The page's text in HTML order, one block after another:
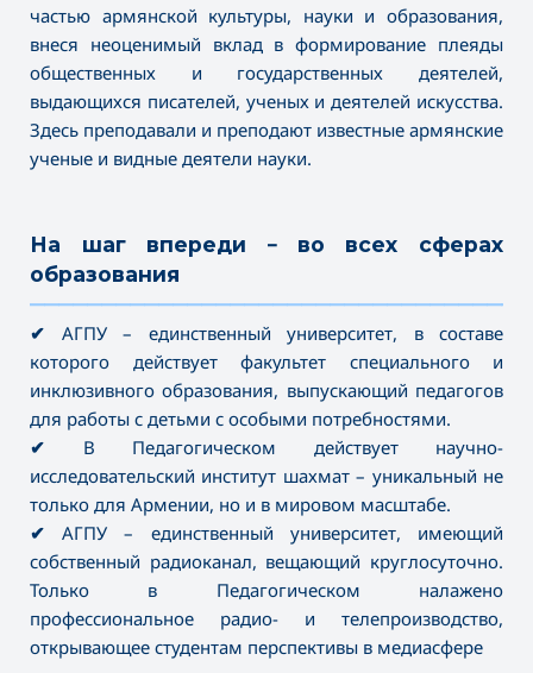
частью армянской культуры, науки и образования,
внеся неоценимый вклад в формирование плеяды
общественных и государственных деятелей,
выдающихся писателей, ученых и деятелей искусства.
Здесь преподавали и преподают известные армянские
ученые и видные деятели науки.
На шаг впереди – во всех сферах
образования
✔ АГПУ – единственный университет, в составе
которого действует факультет специального и
инклюзивного образования, выпускающий педагогов
для работы с детьми с особыми потребностями.
✔ В Педагогическом действует научно-
исследовательский институт шахмат – уникальный не
только для Армении, но и в мировом масштабе.
✔ АГПУ – единственный университет, имеющий
собственный радиоканал, вещающий круглосуточно.
Только в Педагогическом налажено
профессиональное радио- и телепроизводство,
открывающее студентам перспективы в медиасфере